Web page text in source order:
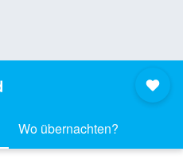
Wo übernachten?